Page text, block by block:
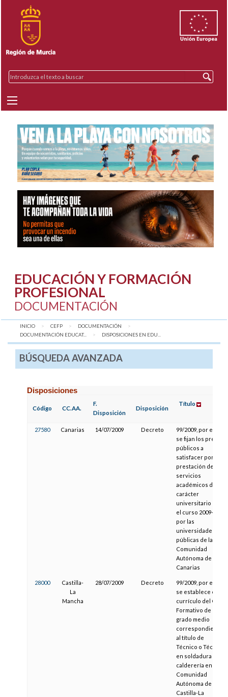
EDUCACIÓN Y FORMACIÓN
PROFESIONAL
DOCUMENTACIÓN
INICIO CEFP
DOCUMENTACIÓN
DOCUMENTACIÓN EDUCAT...
AQUÍ:
DISPOSICIONES EN EDU...
BÚSQUEDA AVANZADA
Disposiciones
Código CC.AA.
F.
Disposición
Disposición
Título
27580 Canarias 14/07/2009 Decreto
99/2009, por el que
se fijan los precios
públicos a
satisfacer por la
prestación de
servicios
académicos de
carácter
universitario para
el curso 2009-2010
por las
universidades
públicas de la
Comunidad
Autónoma de
Canarias
28000
Castilla-
La
Mancha
28/07/2009 Decreto
99/2009, por el que
se establece el
currículo del Ciclo
Formativo de
grado medio
correspondiente
al título de
Técnico o Técnica
en soldadura y
calderería en la
Comunidad
Autónoma de
Castilla-La